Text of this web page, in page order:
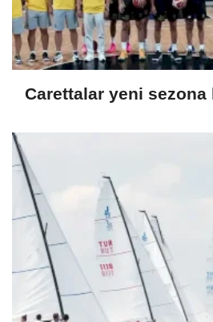
Carettalar yeni sezona